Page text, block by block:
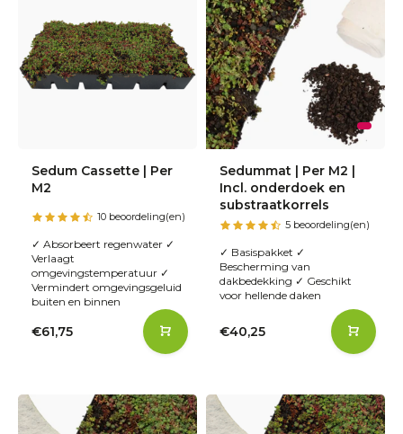
Sedum Cassette | Per
M2
10 beoordeling(en)
✓ Absorbeert regenwater ✓
Verlaagt
omgevingstemperatuur ✓
Vermindert omgevingsgeluid
buiten en binnen
€61,75
Sedummat | Per M2 |
Incl. onderdoek en
substraatkorrels
5 beoordeling(en)
✓ Basispakket ✓
Bescherming van
dakbedekking ✓ Geschikt
voor hellende daken
€40,25